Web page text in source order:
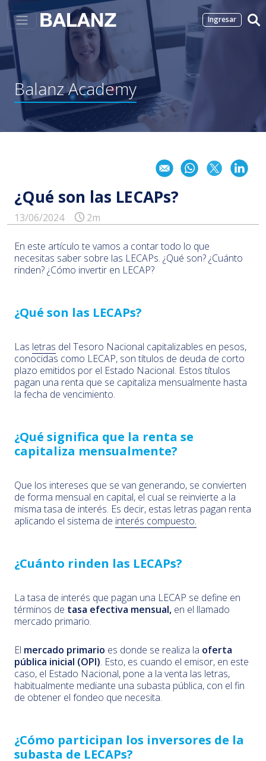
Ingresar
BalanzAcademy
¿Qué son las LECAPs?
13/06/2024 2m
En este artículo te vamos a contar todo lo que
necesitas saber sobre las LECAPs. ¿Qué son? ¿Cuánto
rinden? ¿Cómo invertir en LECAP?
¿Qué son las LECAPs?
Las letras del Tesoro Nacional capitalizables en pesos,
conocidas como LECAP, son títulos de deuda de corto
plazo emitidos por el Estado Nacional. Estos títulos
pagan una renta que se capitaliza mensualmente hasta
la fecha de vencimiento.
¿Qué significa que la renta se
capitaliza mensualmente?
Que los intereses que se van generando, se convierten
de forma mensual en capital, el cual se reinvierte a la
misma tasa de interés. Es decir, estas letras pagan renta
aplicando el sistema de interés compuesto.
¿Cuánto rinden las LECAPs?
La tasa de interés que pagan una LECAP se define en
términos de tasa efectiva mensual, en el llamado
mercado primario.
El mercado primario es donde se realiza la oferta
pública inicial (OPI). Esto, es cuando el emisor, en este
caso, el Estado Nacional, pone a la venta las letras,
habitualmente mediante una subasta pública, con el fin
de obtener el fondeo que necesita.
¿Cómo participan los inversores de la
subasta de LECAPs?